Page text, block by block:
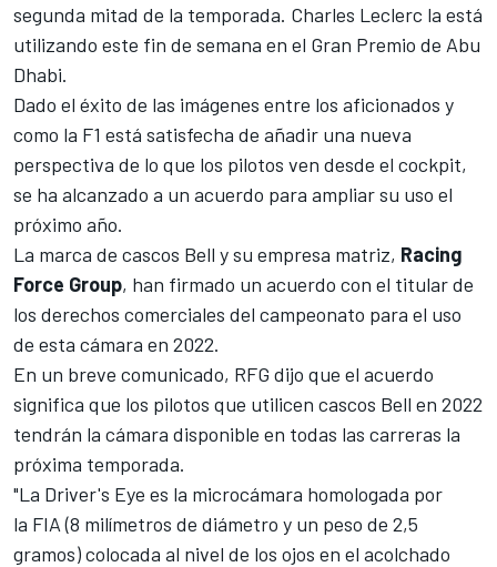
segunda mitad de la temporada. Charles Leclerc la está
utilizando este fin de semana en el Gran Premio de Abu
Dhabi.
Dado el éxito de las imágenes entre los aficionados y
como la F1 está satisfecha de añadir una nueva
perspectiva de lo que los pilotos ven desde el cockpit,
se ha alcanzado a un acuerdo para ampliar su uso el
próximo año.
La marca de cascos Bell y su empresa matriz, Racing
Force Group, han firmado un acuerdo con el titular de
los derechos comerciales del campeonato para el uso
de esta cámara en 2022.
En un breve comunicado, RFG dijo que el acuerdo
significa que los pilotos que utilicen cascos Bell en 2022
tendrán la cámara disponible en todas las carreras la
próxima temporada.
"La Driver's Eye es la microcámara homologada por
la FIA (8 milímetros de diámetro y un peso de 2,5
gramos) colocada al nivel de los ojos en el acolchado